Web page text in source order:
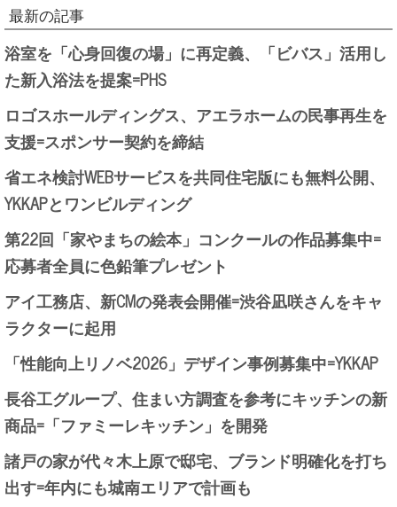
最新の記事
浴室を「心身回復の場」に再定義、「ビバス」活用し
た新入浴法を提案=PHS
ロゴスホールディングス、アエラホームの民事再生を
支援=スポンサー契約を締結
省エネ検討WEBサービスを共同住宅版にも無料公開、
YKKAPとワンビルディング
第22回「家やまちの絵本」コンクールの作品募集中=
応募者全員に色鉛筆プレゼント
アイ工務店、新CMの発表会開催=渋谷凪咲さんをキャ
ラクターに起用
「性能向上リノベ2026」デザイン事例募集中=YKKAP
長谷工グループ、住まい方調査を参考にキッチンの新
商品=「ファミーレキッチン」を開発
諸戸の家が代々木上原で邸宅、ブランド明確化を打ち
出す=年内にも城南エリアで計画も